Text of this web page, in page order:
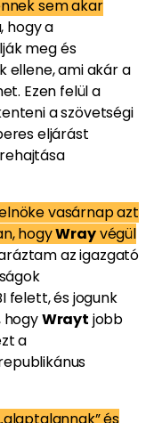
sem akar
hogy a
meg és
ellene, ami akár a
Ezen felül a
a szövetségi
eljárást
vasárnap azt
hogyWrayvégül
az igazgató
felett, és jogunk
hogyWrayt jobb
a